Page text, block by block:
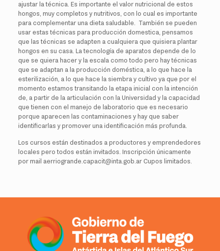
ajustar la técnica. Es importante el valor nutricional de estos
hongos, muy completos y nutritivos, con lo cual es importante
para complementar una dieta saludable. También se pueden
usar estas técnicas para producción domestica, pensamos
que las técnicas se adapten a cualquiera que quisiera plantar
hongos en su casa. La tecnología de aparatos depende de lo
que se quiera hacer y la escala como todo pero hay técnicas
que se adaptan a la producción doméstica, a lo que hace la
esterilización, a lo que hace la siembra y cultivo ya que por el
momento estamos transitando la etapa inicial con la intención
de, a partir de la articulación con la Universidad y la capacidad
que tienen con el manejo de laboratorio que es necesario
porque aparecen las contaminaciones y hay que saber
identificarlas y promover una identificación más profunda.
Los cursos están destinados a productores y emprendedores
locales pero todos están invitados. Inscripción únicamente
por mail aerriogrande.capacit@inta.gob.ar Cupos limitados.